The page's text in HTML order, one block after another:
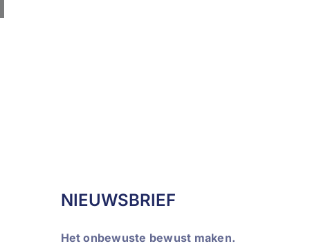
NIEUWSBRIEF
Het onbewuste bewust maken.